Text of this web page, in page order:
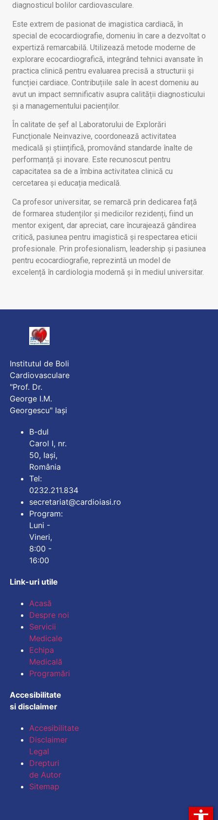
diagnosticul bolilor cardiovasculare.
Este extrem de pasionat de imagistica cardiacă, în
special de ecocardiografie, domeniu în care a dezvoltat o
expertiză remarcabilă. Utilizează metode moderne de
explorare ecocardiografică, integrând tehnici avansate în
practica clinică pentru evaluarea precisă a structurii și
funcției cardiace. Contribuțiile sale în acest domeniu au
avut un impact semnificativ asupra calității diagnosticului
și a managementului pacienților.
În calitate de șef al Laboratorului de Explorări
Funcționale Neinvazive, coordonează activitatea
medicală și științifică, promovând standarde înalte de
performanță și inovare. Este recunoscut pentru
capacitatea sa de a îmbina activitatea clinică cu
cercetarea și educația medicală.
Ca profesor universitar, se remarcă prin dedicarea față
de formarea studenților și medicilor rezidenți, fiind un
mentor exigent, dar apreciat, care încurajează gândirea
critică, pasiunea pentru imagistică și respectarea eticii
profesionale. Prin profesionalism, leadership și pasiunea
pentru ecocardiografie, reprezintă un model de
excelență în cardiologia modernă și în mediul universitar.
Institutul de Boli
Cardiovasculare
"Prof. Dr.
George I.M.
Georgescu" Iași
B-dul
Carol I, nr.
50, Iași,
România
Tel:
0232.211.834
secretariat@cardioiasi.ro
Program:
Luni -
Vineri,
8:00 -
16:00
Link-uri utile
Acasă
Despre noi
Servicii
Medicale
Echipa
Medicală
Programări
Accesibilitate
si disclaimer
Accesibilitate
Disclaimer
Legal
Drepturi
de Autor
Sitemap